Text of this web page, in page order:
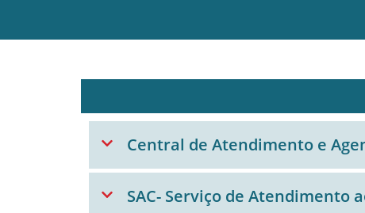
Central de Atendimento e
SAC- Serviço de Atendimento